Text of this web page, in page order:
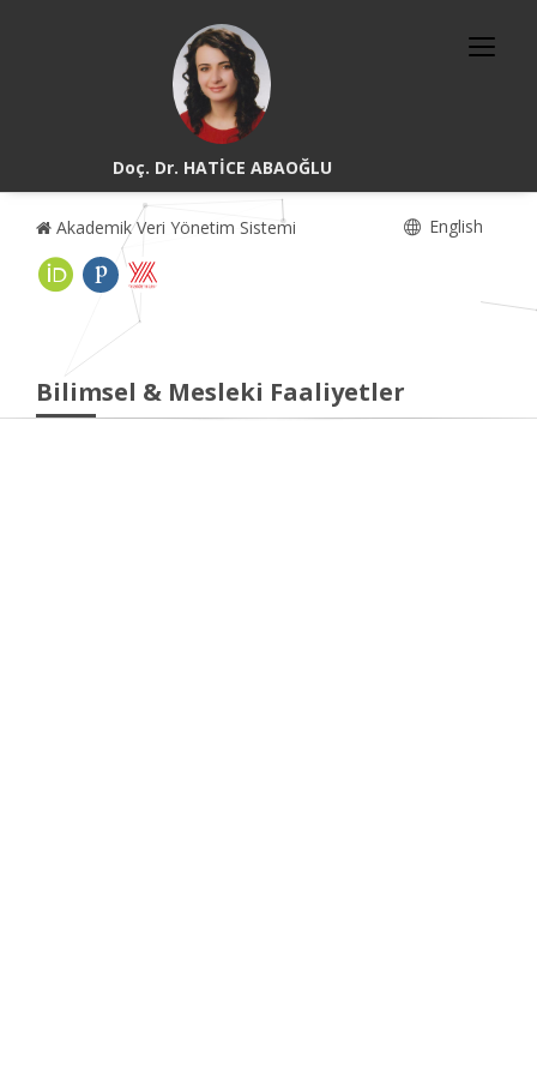
Doç. Dr. HATİCE ABAOĞLU
Akademik Veri Yönetim Sistemi English
Bilimsel & Mesleki Faaliyetler